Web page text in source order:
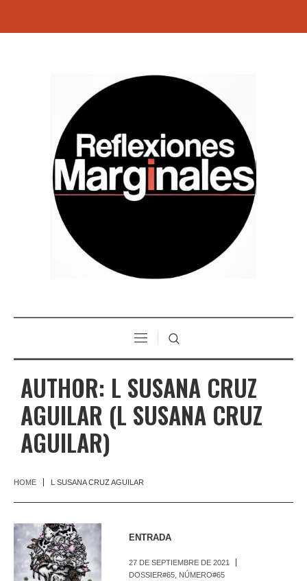
AUTHOR: L SUSANA CRUZ
AGUILAR (L SUSANA CRUZ
AGUILAR)
HOME L SUSANA CRUZ AGUILAR
ENTRADA
27 DE SEPTIEMBRE DE 2021
DOSSIER#65 NÚMERO#65